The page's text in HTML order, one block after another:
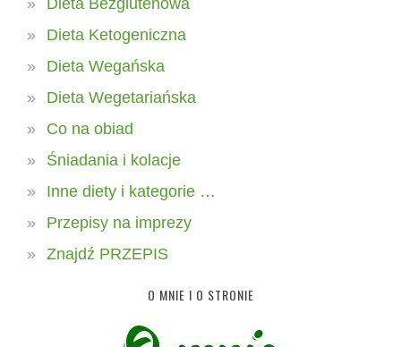
Dieta Ketogeniczna
Dieta Wegańska
Dieta Wegetariańska
Co na obiad
Śniadania i kolacje
Inne diety i kategorie …
Przepisy na imprezy
Znajdź PRZEPIS
O MNIE I O STRONIE